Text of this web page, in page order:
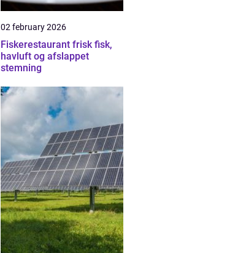
02 february 2026
Fiskerestaurant frisk fisk,
havluft og afslappet
stemning